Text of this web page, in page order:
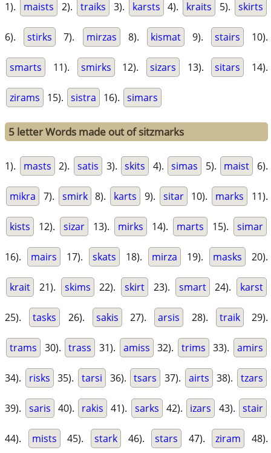
1). maists 2). traiks 3). karsts 4). kraits 5). skirts
6). stirks 7). mirzas 8). kismat 9). stairs 10).
smarts 11). smirks 12). sizars 13). sitars 14).
zirams 15). sistra 16). simars
5 letter Words made out of sitzmarks
1). masts 2). satis 3). skits 4). simas 5). maist 6).
mikra 7). smirk 8). karts 9). sitar 10). marks 11).
kists 12). sizar 13). mirks 14). marts 15). simar
16). mairs 17). skats 18). mirza 19). masks 20).
krait 21). skims 22). skirt 23). smart 24). karst
25). tasks 26). sakis 27). arsis 28). traik 29).
trams 30). trass 31). amiss 32). trims 33). amirs
34). risks 35). tarsi 36). tsars 37). airts 38). tzars
39). saris 40). rakis 41). sarks 42). izars 43). stair
44). mists 45). stark 46). stars 47). ziram 48).